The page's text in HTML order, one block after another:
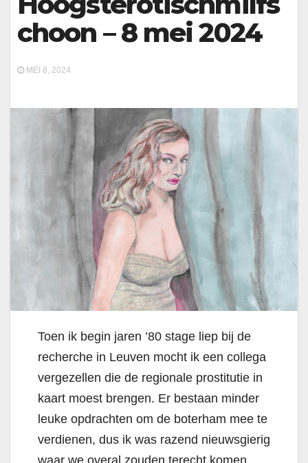
choon – 8 mei 2024
MEI 8, 2024
Toen ik begin jaren ’80 stage liep bij de
recherche in Leuven mocht ik een collega
vergezellen die de regionale prostitutie in
kaart moest brengen. Er bestaan minder
leuke opdrachten om de boterham mee te
verdienen, dus ik was razend nieuwsgierig